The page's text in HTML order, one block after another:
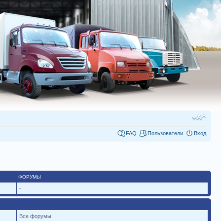
FAQ Пользователи Вход
ФОРУМЫ
-
Все форумы